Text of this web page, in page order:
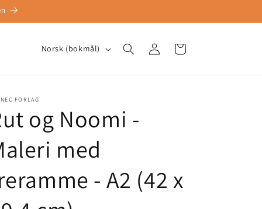
å
k
Norsk (bokmål)
inn
Handlekurv
FORLAG
og Noomi -
med
- A2 (42 x